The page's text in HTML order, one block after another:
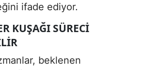
ifade ediyor.
KUŞAĞI SÜRECI
beklenen